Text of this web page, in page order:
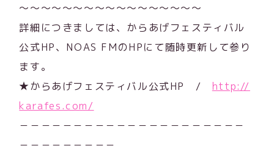
～～～～～～～～～～～～～～～～～
詳細につきましては、からあげフェスティバル
公式HP、NOAS FMのHPにて随時更新して参り
ます。
★からあげフェスティバル公式HP / http://
karafes.com/
－－－－－－－－－－－－－－－－－－－－－
－－－－－－－－－